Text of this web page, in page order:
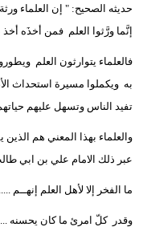
حديثه الصحيح: " إن العلماء ورثة
إنَّما ورَّثوا العلم فمن أخذَه
فالعلماء يتوارثون العلم
به ويكملوا مسيرة استحداث
تفيد الناس وتسهل عليهم
والعلماء بهذا المعني هم الذين
عبر ذلك الامام علي بن ابي
ما الفخر إلا لأهل العلم
وقدر كلّ امرئ ما كان يحسنه